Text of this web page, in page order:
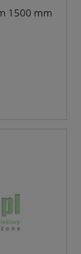
1500 mm